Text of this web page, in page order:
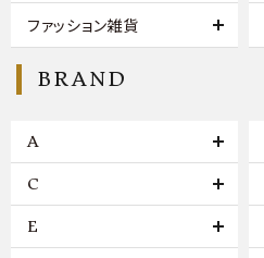
ファッション雑貨
BRAND
A
C
E